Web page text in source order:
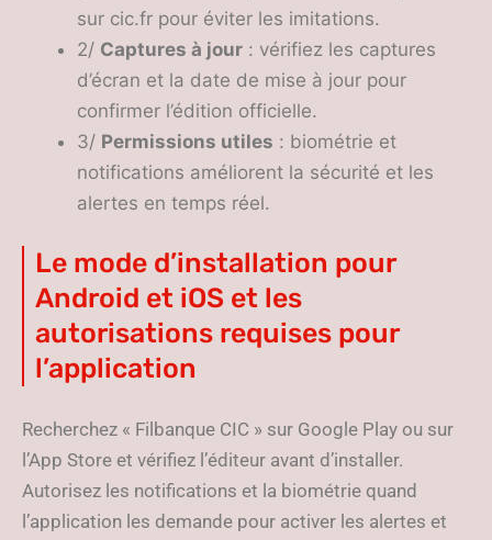
sur cic.fr pour éviter les imitations.
2/ Captures à jour : vérifiez les captures
d’écran et la date de mise à jour pour
confirmer l’édition officielle.
3/ Permissions utiles : biométrie et
notifications améliorent la sécurité et les
alertes en temps réel.
Le mode d’installation pour
Android et iOS et les
autorisations requises pour
l’application
Recherchez « Filbanque CIC » sur Google Play ou sur
l’App Store et vérifiez l’éditeur avant d’installer.
Autorisez les notifications et la biométrie quand
l’application les demande pour activer les alertes et